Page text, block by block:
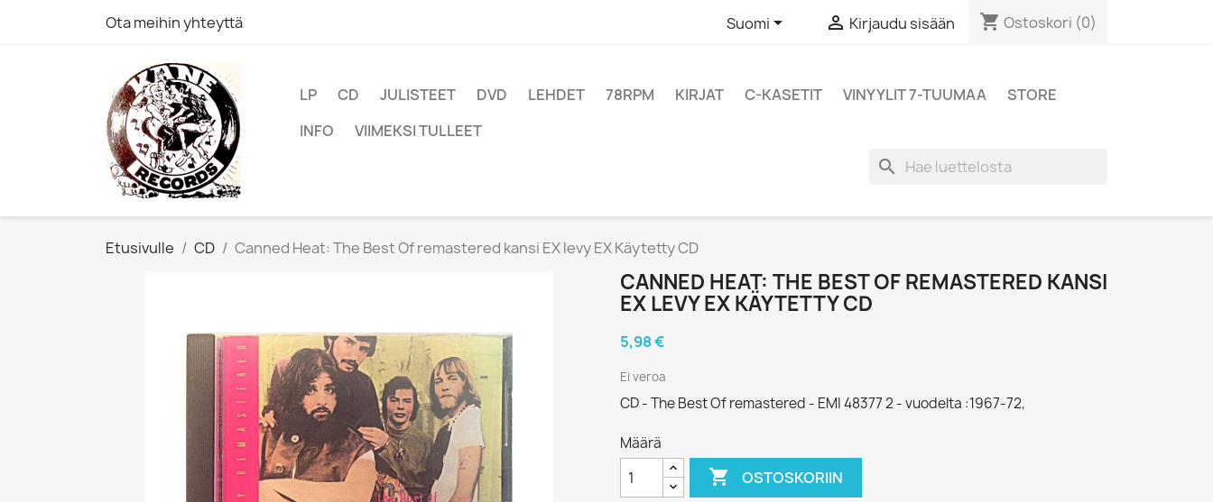
Ota meihin yhteyttä Suomi  Kirjaudu sisään shopping_cart Ostoskori (0)
LP CD JULISTEET DVD LEHDET 78RPM KIRJAT C-KASETIT VINYYLIT 7-TUUMAA
STORE
INFO
VIIMEKSI TULLEET
search
Etusivulle CD Canned Heat: The Best Of remastered kansi EX levy EX Käytetty CD
CANNED HEAT: THE BEST OF REMASTERED KANSI
EX LEVY EX KÄYTETTY CD
5,98 €
Ei veroa
CD - The Best Of remastered - EMI 48377 2 - vuodelta :1967-72,
Määrä
 OSTOSKORIIN